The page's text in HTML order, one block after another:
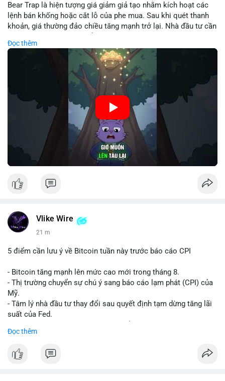
Bear Trap là hiện tượng giá giảm giả tạo nhằm kích hoạt các
lệnh bán khống hoặc cắt lỗ của phe mua. Sau khi quét thanh
khoản, giá thường đảo chiều tăng mạnh trở lại. Nhà đầu tư cần
hóa điểm vào lệnh.
🎥 Xem video trực tiếp tại:
Nguồn: Cú Thông Thái
Đọc thêm
Vlike Wire
21 m
5 điểm cần lưu ý về Bitcoin tuần này trước báo cáo CPI
- Bitcoin tăng mạnh lên mức cao mới trong tháng 8.
- Thị trường chuyển sự chú ý sang báo cáo lạm phát (CPI) của
Mỹ.
- Tâm lý nhà đầu tư thay đổi sau quyết định tạm dừng tăng lãi
suất của Fed.
theo.
#bitcoin #btc #cryptonews
Đọc thêm